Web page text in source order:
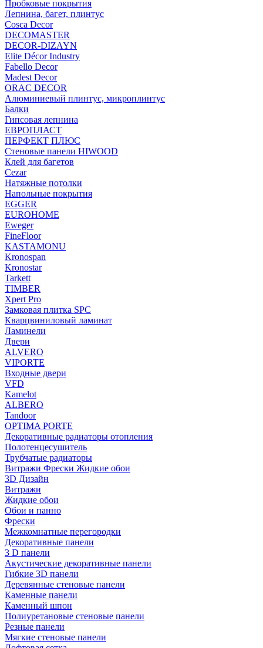
Пробковые покрытия
Лепнина, багет, плинтус
Cosca Decor
DECOMASTER
DECOR-DIZAYN
Elite Décor Industry
Fabello Decor
Madest Decor
ORAC DECOR
Алюминиевый плинтус, микроплинтус
Балки
Гипсовая лепнина
ЕВРОПЛАСТ
ПЕРФЕКТ ПЛЮС
Стеновые панели HIWOOD
Клей для багетов
Cezar
Натяжные потолки
Напольные покрытия
EGGER
EUROHOME
Eweger
FineFloor
KASTAMONU
Kronospan
Kronostar
Tarkett
TIMBER
Xpert Pro
Замковая плитка SPC
Кварцвиниловый ламинат
Ламинели
Двери
ALVERO
VIPORTE
Входные двери
VFD
Kamelot
ALBERO
Tandoor
OPTIMA PORTE
Декоративные радиаторы отопления
Полотенцесушитель
Трубчатые радиаторы
Витражи Фрески Жидкие обои
3D Дизайн
Витражи
Жидкие обои
Обои и панно
Фрески
Межкомнатные перегородки
Декоративные панели
3 D панели
Акустические декоративные панели
Гибкие 3D панели
Деревянные стеновые панели
Каменные панели
Каменный шпон
Полиуретановые стеновые панели
Резные панели
Мягкие стеновые панели